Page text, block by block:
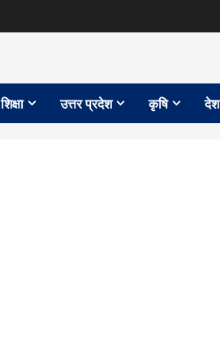
शिक्षा उत्तर प्रदेश कृषि